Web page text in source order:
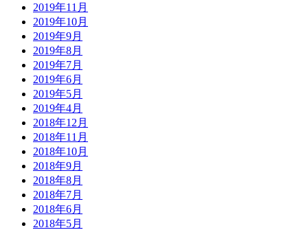
2019年11月
2019年10月
2019年9月
2019年8月
2019年7月
2019年6月
2019年5月
2019年4月
2018年12月
2018年11月
2018年10月
2018年9月
2018年8月
2018年7月
2018年6月
2018年5月